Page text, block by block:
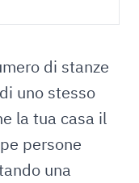
di stanze
uno stesso
la tua casa il
persone
una